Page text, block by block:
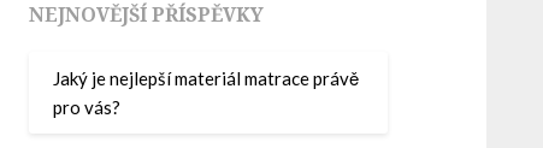
NEJNOVĚJŠÍ PŘÍSPĚVKY
Jaký je nejlepší materiál matrace právě
pro vás?